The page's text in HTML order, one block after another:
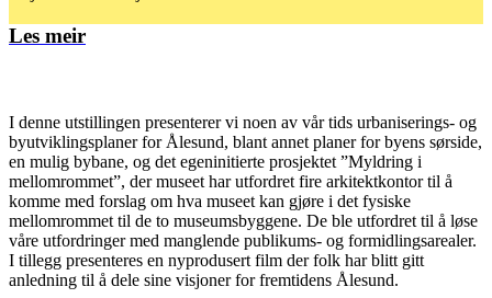
Les meir
I denne utstillingen presenterer vi noen av vår tids urbaniserings- og
byutviklingsplaner for Ålesund, blant annet planer for byens sørside,
en mulig bybane, og det egeninitierte prosjektet ”Myldring i
mellomrommet”, der museet har utfordret fire arkitektkontor til å
komme med forslag om hva museet kan gjøre i det fysiske
mellomrommet til de to museumsbyggene. De ble utfordret til å løse
våre utfordringer med manglende publikums- og formidlingsarealer.
I tillegg presenteres en nyprodusert film der folk har blitt gitt
anledning til å dele sine visjoner for fremtidens Ålesund.